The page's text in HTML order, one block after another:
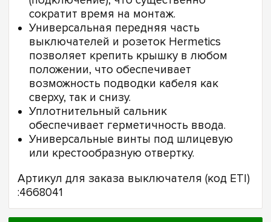
сократит время на монтаж.
Универсальная передняя часть
выключателей и розеток Hermetics
позволяет крепить крышку в любом
положении, что обеспечивает
возможность подводки кабеля как
сверху, так и снизу.
Уплотнительный сальник
обеспечивает герметичность ввода.
Универсальные винты под шлицевую
или крестообразную отвертку.
Артикул для заказа выключателя (код ETI)
:4668041